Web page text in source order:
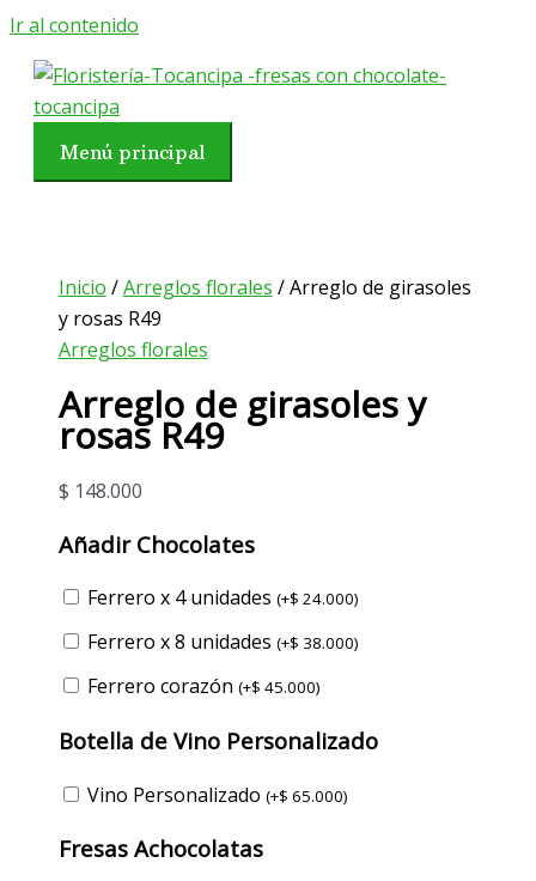
Ir al contenido
Menú principal
Inicio /Arreglos florales / Arreglo de girasoles
y rosas R49
Arreglos florales
Arreglo de girasoles y
rosas R49
$ 148.000
Añadir Chocolates
Ferrero x 4 unidades (+$ 24.000)
Ferrero x 8 unidades (+$ 38.000)
Ferrero corazón (+$ 45.000)
Botella de Vino Personalizado
Vino Personalizado (+$ 65.000)
Fresas Achocolatas